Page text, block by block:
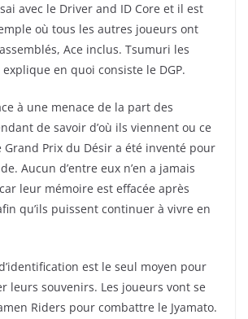
avec le Driver and ID Core et il est
où tous les autres joueurs ont
Ace inclus. Tsumuri les
en quoi consiste le DGP.
à une menace de la part des
de savoir d’où ils viennent ou ce
Grand Prix du Désir a été inventé pour
Aucun d’entre eux n’en a jamais
leur mémoire est effacée après
qu’ils puissent continuer à vivre en
est le seul moyen pour
leurs souvenirs. Les joueurs vont se
Riders pour combattre le Jyamato.